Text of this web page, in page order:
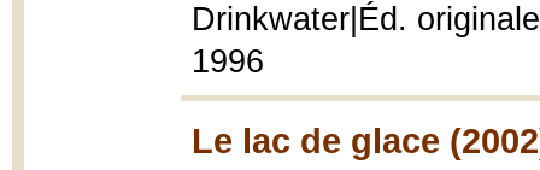
Drinkwater|Éd.
1996
Le lac de glace